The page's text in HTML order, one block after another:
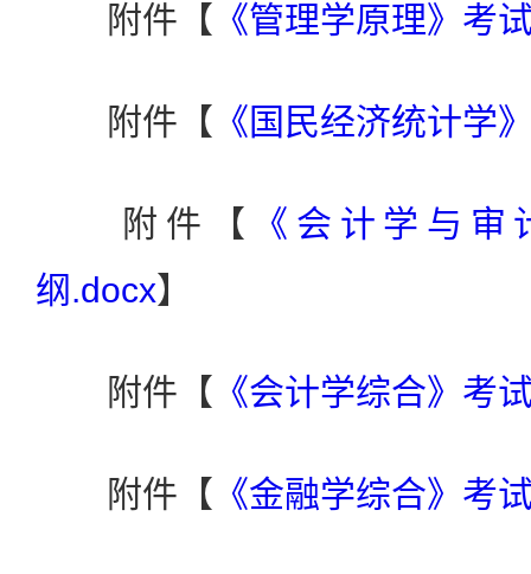
附件【 《管理学原理》考
附件【 《国民经济统计学
附件【
《会计学与
纲.docx】
附件【 《会计学综合》考
附件【 《金融学综合》考